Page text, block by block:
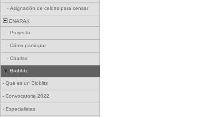
- Asignación de celdas para censar
ENARAK
- Proyecto
- Cómo participar
- Charlas
Bioblitz
- Qué es un Bioblitz
- Convocatoria 2022
- Especialistas